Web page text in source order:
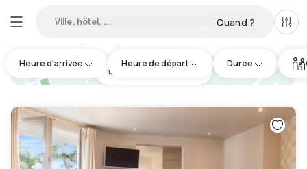
Ville, hôtel, ... Quand ?
Heure d'arrivée Heure de départ Durée
hotel.cta.view_map